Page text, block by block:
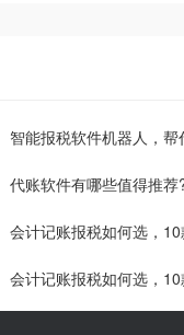
智能报税软件机器人，
代账软件有哪些值得推荐
会计记账报税如何选，
会计记账报税如何选，